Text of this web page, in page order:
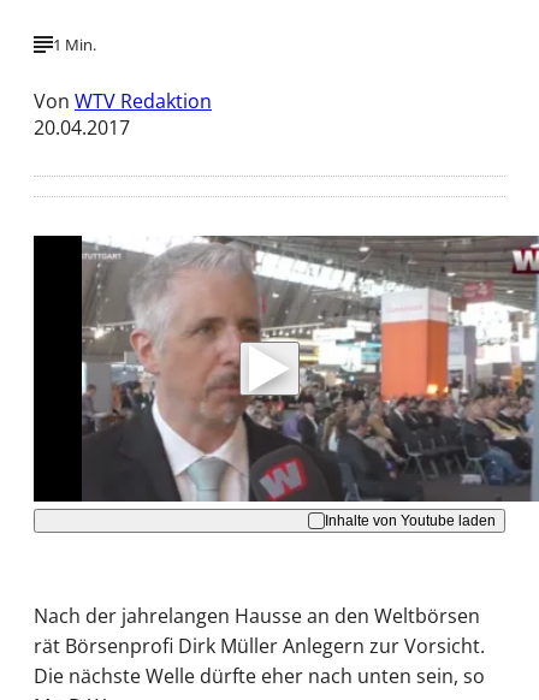
1 Min.
Von WTV Redaktion
20.04.2017
Mit der Wiedergabe dieses Videos werden
Daten an Youtube übertragen.
Hinweise dazu erhalten Sie in derDatenschutzerklärung.
Akzeptieren
Inhalte von Youtube laden
Nach der jahrelangen Hausse an den Weltbörsen
rät Börsenprofi Dirk Müller Anlegern zur Vorsicht.
Die nächste Welle dürfte eher nach unten sein, so